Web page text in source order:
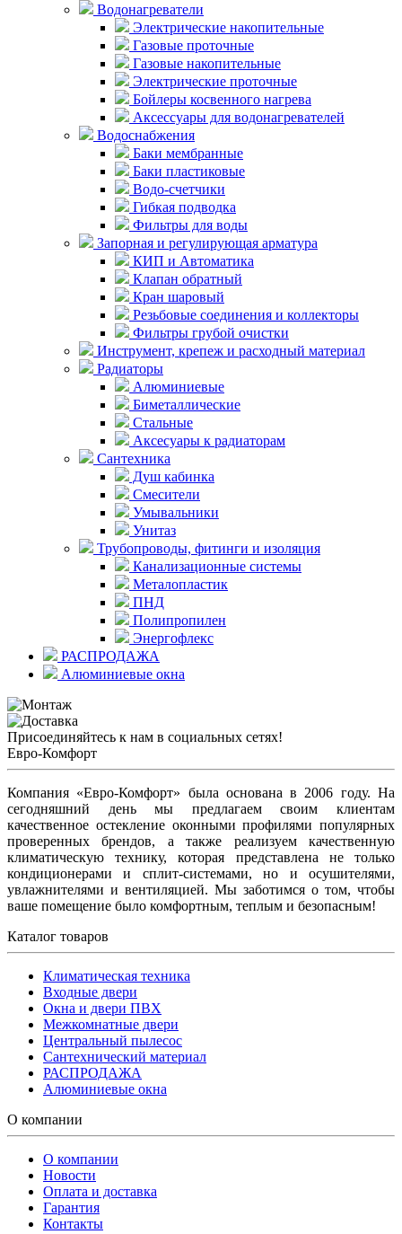
Водонагреватели
Электрические накопительные
Газовые проточные
Газовые накопительные
Электрические проточные
Бойлеры косвенного нагрева
Аксессуары для водонагревателей
Водоснабжения
Баки мембранные
Баки пластиковые
Водо-счетчики
Гибкая подводка
Фильтры для воды
Запорная и регулирующая арматура
КИП и Автоматика
Клапан обратный
Кран шаровый
Резьбовые соединения и коллекторы
Фильтры грубой очистки
Инструмент, крепеж и расходный материал
Радиаторы
Алюминиевые
Биметаллические
Стальные
Аксесуары к радиаторам
Сантехника
Душ кабинка
Смесители
Умывальники
Унитаз
Трубопроводы, фитинги и изоляция
Канализационные системы
Металопластик
ПНД
Полипропилен
Энергофлекс
РАСПРОДАЖА
Алюминиевые окна
Присоединяйтесь к нам в социальных сетях!
Евро-Комфорт
Компания «Евро-Комфорт» была основана в 2006 году. На
сегодняшний день мы предлагаем своим клиентам
качественное остекление оконными профилями популярных
проверенных брендов, а также реализуем качественную
климатическую технику, которая представлена не только
кондиционерами и сплит-системами, но и осушителями,
увлажнителями и вентиляцией. Мы заботимся о том, чтобы
ваше помещение было комфортным, теплым и безопасным!
Каталог товаров
Климатическая техника
Входные двери
Окна и двери ПВХ
Межкомнатные двери
Центральный пылесос
Сантехнический материал
РАСПРОДАЖА
Алюминиевые окна
О компании
О компании
Новости
Оплата и доставка
Гарантия
Контакты